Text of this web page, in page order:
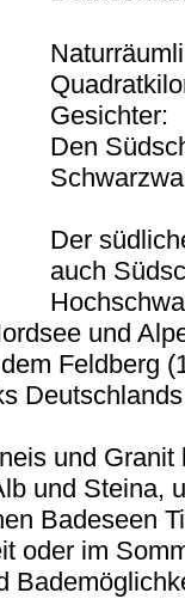
Gesichter:
Den
Der
auch
und
Feldberg
und
und Steina,
Badeseen
oder im